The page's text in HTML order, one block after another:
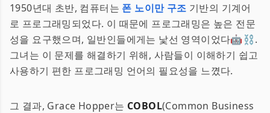
1950년대 초반, 컴퓨터는 폰 노이만 구조 기반의 기계어
로 프로그래밍되었다. 이 때문에 프로그래밍은 높은 전문
성을 요구했으며, 일반인들에게는 낯선 영역이었다🤖⛓.
그녀는 이 문제를 해결하기 위해, 사람들이 이해하기 쉽고
사용하기 편한 프로그래밍 언어의 필요성을 느꼈다.
그 결과, Grace Hopper는 COBOL(Common Business